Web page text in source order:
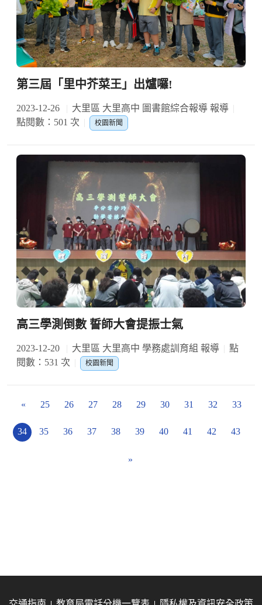
第三屆「里中芥菜王」出爐囉!
2023-12-26
大里區 大里高中 圖書館綜合報導 報導
點閱數：501 次
校園新聞
高三學測倒數 誓師大會提振士氣
2023-12-20 大里區 大里高中 學務處訓育組 報導
點
閱數：531 次
校園新聞
« 25 26 27 28 29 30 31 32 33
34 35 36 37 38 39 40 41 42 43
»